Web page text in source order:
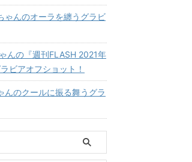
ゃんのオーラを纏うグラビ
んの『週刊FLASH 2021年
ビアオフショット！
んのクールに振る舞うグラ